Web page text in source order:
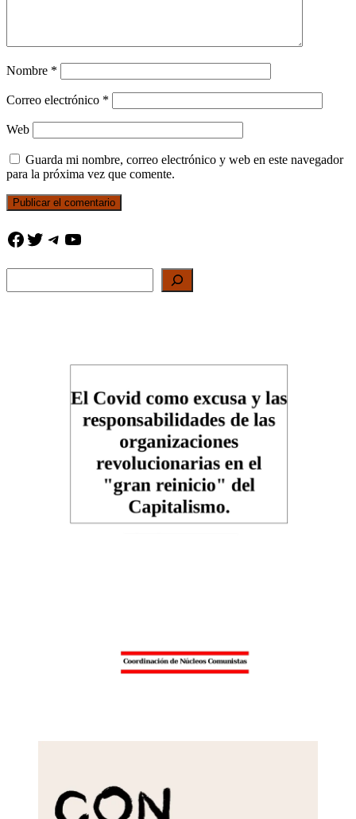
Nombre *
Correo electrónico *
Web
Guarda mi nombre, correo electrónico y web en este navegador
para la próxima vez que comente.
Facebook
Twitter
Telegram
YouTube